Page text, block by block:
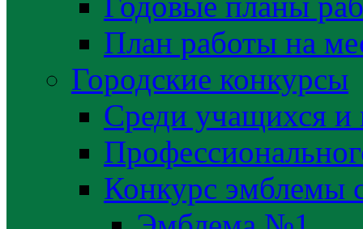
План работы на
Городские конкурсы
Среди учащихся и
Конкурс эмблемы